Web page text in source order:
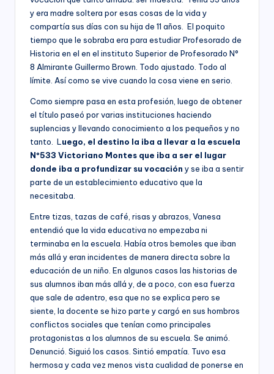
y era madre soltera por esas cosas de la vida y
compartía sus días con su hija de 11 años. El poquito
tiempo que le sobraba era para estudiar Profesorado de
Historia en el en el instituto Superior de Profesorado N°
8 Almirante Guillermo Brown. Todo ajustado. Todo al
límite. Así como se vive cuando la cosa viene en serio.
Como siempre pasa en esta profesión, luego de obtener
el título paseó por varias instituciones haciendo
suplencias y llevando conocimiento a los pequeños y no
tanto. Luego, el destino la iba a llevar a la escuela
Nº533 Victoriano Montes que iba a ser el lugar
donde iba a profundizar su vocación y se iba a sentir
parte de un establecimiento educativo que la
necesitaba.
Entre tizas, tazas de café, risas y abrazos, Vanesa
entendió que la vida educativa no empezaba ni
terminaba en la escuela. Había otros bemoles que iban
más allá y eran incidentes de manera directa sobre la
educación de un niño. En algunos casos las historias de
sus alumnos iban más allá y, de a poco, con esa fuerza
que sale de adentro, esa que no se explica pero se
siente, la docente se hizo parte y cargó en sus hombros
conflictos sociales que tenían como principales
protagonistas a los alumnos de su escuela. Se animó.
Denunció. Siguió los casos. Sintió empatía. Tuvo esa
hermosa y cada vez menos vista cualidad de ponerse en